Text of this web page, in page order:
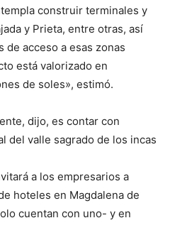
construir terminales y
y Prieta, entre otras, así
de acceso a esas zonas
está valorizado en
de soles», estimó.
dijo, es contar con
del valle sagrado de los incas
a los empresarios a
hoteles en Magdalena de
cuentan con uno- y en